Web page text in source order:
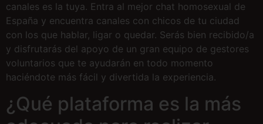
canales es la tuya. Entra al mejor chat homosexual de
España y encuentra canales con chicos de tu ciudad
con los que hablar, ligar o quedar. Serás bien recibido/a
y disfrutarás del apoyo de un gran equipo de gestores
voluntarios que te ayudarán en todo momento
haciéndote más fácil y divertida la experiencia.
¿Qué plataforma es la más